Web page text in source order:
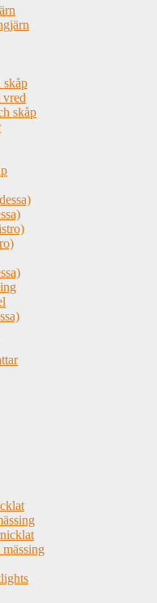
skåp
vred
skåp